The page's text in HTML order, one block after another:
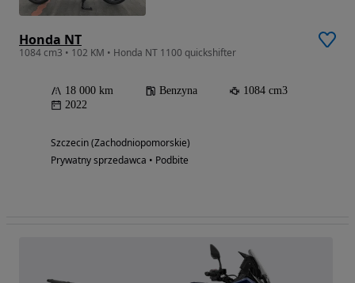
Honda NT
1084 cm3 • 102 KM • Honda NT 1100 quickshifter
18 000 km Benzyna
1084 cm3
2022
Szczecin (Zachodniopomorskie)
Prywatny sprzedawca • Podbite